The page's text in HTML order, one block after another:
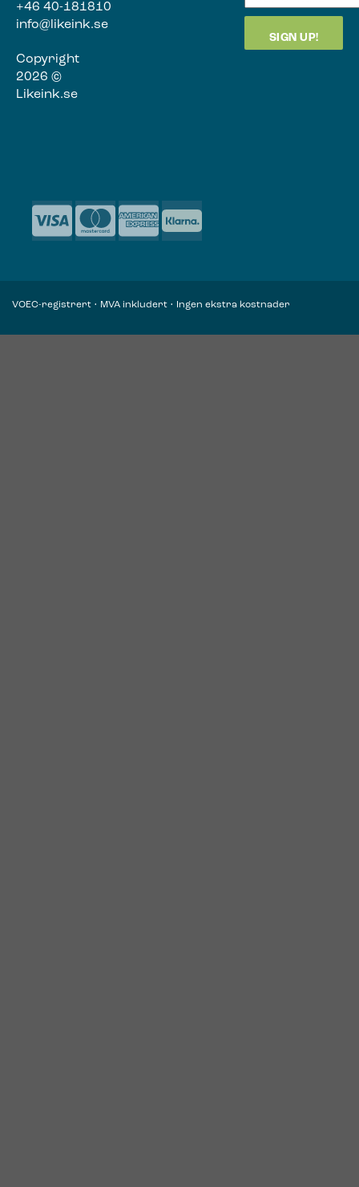
+46 40-181810
info@likeink.se
Copyright
2026 ©
Likeink.se
VOEC-registrert • MVA inkludert • Ingen ekstra kostnader